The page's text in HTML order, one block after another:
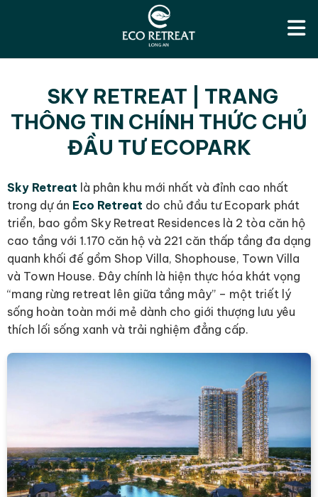
SKY RETREAT | TRANG
THÔNG TIN CHÍNH THỨC CHỦ
ĐẦU TƯ ECOPARK
Sky Retreat là phân khu mới nhất và đỉnh cao nhất
trong dự án Eco Retreat do chủ đầu tư Ecopark phát
triển, bao gồm Sky Retreat Residences là 2 tòa căn hộ
cao tầng với 1.170 căn hộ và 221 căn thấp tầng đa dạng
quanh khối đế gồm Shop Villa, Shophouse, Town Villa
và Town House. Đây chính là hiện thực hóa khát vọng
“mang rừng retreat lên giữa tầng mây” – một triết lý
sống hoàn toàn mới mẻ dành cho giới thượng lưu yêu
thích lối sống xanh và trải nghiệm đẳng cấp.